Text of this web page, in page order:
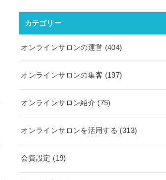
カテゴリー
オンラインサロンの運営 (404)
オンラインサロンの集客 (197)
オンラインサロン紹介 (75)
オンラインサロンを活用する (313)
会費設定 (19)